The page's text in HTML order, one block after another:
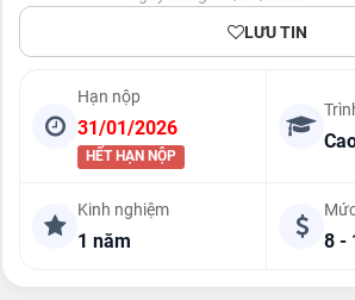
LƯU TIN
Hạn nộp
31/01/2026
HẾT HẠN NỘP
Kinh nghiệm
1 năm 8 -